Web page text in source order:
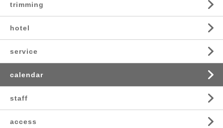
trimming
hotel
service
calendar
staff
access